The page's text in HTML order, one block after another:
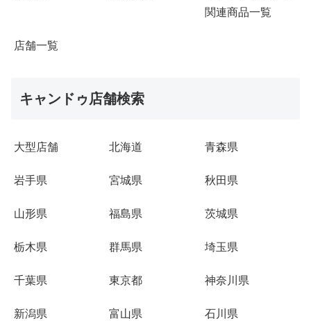
関連商品一覧
店舗一覧
キャンドゥ店舗検索
大型店舗 北海道 青森県
岩手県 宮城県 秋田県
山形県 福島県 茨城県
栃木県 群馬県 埼玉県
千葉県 東京都 神奈川県
新潟県 富山県 石川県